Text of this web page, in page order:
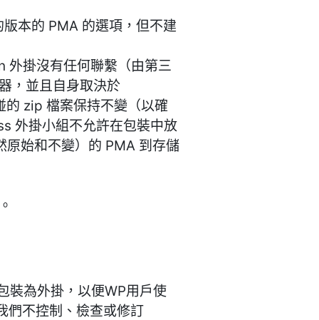
本的 PMA 的選項，但不建
掛沒有任何聯繫（由第三
，並且自身取決於
zip 檔案保持不變（以確
外掛小組不允許在包裝中放
始和不變）的 PMA 到存儲
裝為外掛，以便WP用戶使
們不控制、檢查或修訂